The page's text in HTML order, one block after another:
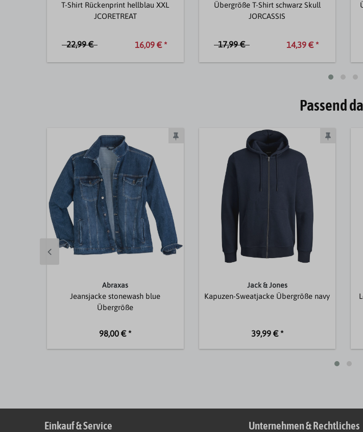
T-Shirt Rückenprint hellblau XXL
JCORETREAT
22,99 € 16,09 € *
Übergröße T-Shirt schwarz Skull
JORCASSIS
17,99 € 14,39 € *
Passend
Abraxas
Jeansjacke stonewash blue
Übergröße
98,00 € *
Jack & Jones
Kapuzen-Sweatjacke Übergröße navy
39,99 € *
Einkauf & Service Unternehmen & Rechtliches